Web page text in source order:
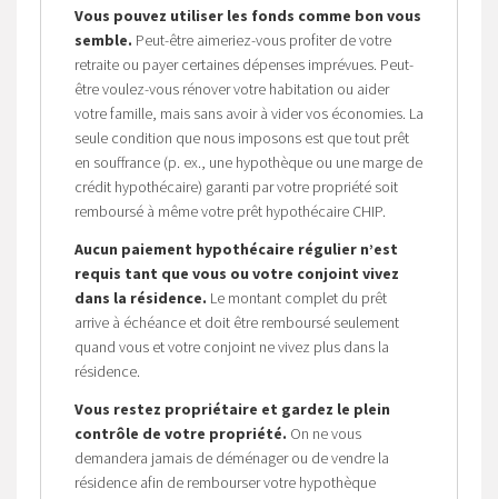
Vous pouvez utiliser les fonds comme bon vous
semble. Peut-être aimeriez-vous profiter de votre
retraite ou payer certaines dépenses imprévues. Peut-
être voulez-vous rénover votre habitation ou aider
votre famille, mais sans avoir à vider vos économies. La
seule condition que nous imposons est que tout prêt
en souffrance (p. ex., une hypothèque ou une marge de
crédit hypothécaire) garanti par votre propriété soit
remboursé à même votre prêt hypothécaire CHIP.
Aucun paiement hypothécaire régulier n’est
requis tant que vous ou votre conjoint vivez
dans la résidence. Le montant complet du prêt
arrive à échéance et doit être remboursé seulement
quand vous et votre conjoint ne vivez plus dans la
résidence.
Vous restez propriétaire et gardez le plein
contrôle de votre propriété. On ne vous
demandera jamais de déménager ou de vendre la
résidence afin de rembourser votre hypothèque